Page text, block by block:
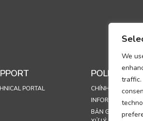
We
traffic.
PORTAL
POLICIES
CHÍNH SÁCH BẢO
BẢN GHI NHỚ VỀ